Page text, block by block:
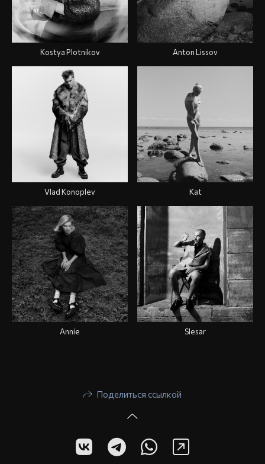
Kostya Plotnikov Anton Lissov
Vlad Konoplev Kat
Annie Slesar
Поделиться ссылкой